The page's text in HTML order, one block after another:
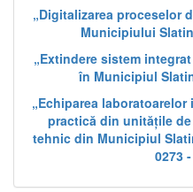
„Digitalizarea proceselor
Municipiului
„Extindere sistem
în Municipiul
„Echiparea
practică din unitățile
tehnic din Municipiul
0273